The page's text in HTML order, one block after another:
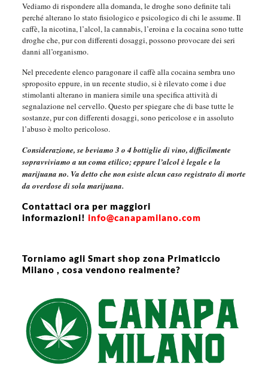
Vediamo di rispondere alla domanda, le droghe sono definite tali
perché alterano lo stato fisiologico e psicologico di chi le assume. Il
caffè, la nicotina, l’alcol, la cannabis, l’eroina e la cocaina sono tutte
droghe che, pur con differenti dosaggi, possono provocare dei seri
danni all’organismo.
Nel precedente elenco paragonare il caffè alla cocaina sembra uno
sproposito eppure, in un recente studio, si è rilevato come i due
stimolanti alterano in maniera simile una specifica attività di
segnalazione nel cervello. Questo per spiegare che di base tutte le
sostanze, pur con differenti dosaggi, sono pericolose e in assoluto
l’abuso è molto pericoloso.
Considerazione, se beviamo 3 o 4 bottiglie di vino, difficilmente
sopravviviamo a un coma etilico; eppure l’alcol è legale e la
marijuana no. Va detto che non esiste alcun caso registrato di morte
da overdose di sola marijuana.
Contattaci ora per maggiori
informazioni! info@canapamilano.com
Torniamo agli Smart shop zona Primaticcio
Milano , cosa vendono realmente?